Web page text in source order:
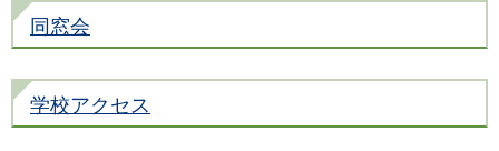
同窓会
学校アクセス